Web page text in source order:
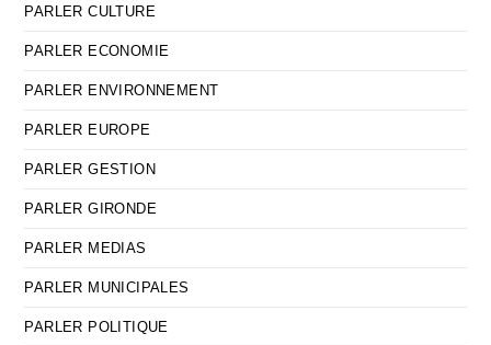
PARLER CULTURE
PARLER ECONOMIE
PARLER ENVIRONNEMENT
PARLER EUROPE
PARLER GESTION
PARLER GIRONDE
PARLER MEDIAS
PARLER MUNICIPALES
PARLER POLITIQUE